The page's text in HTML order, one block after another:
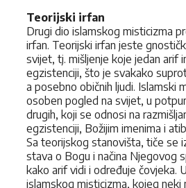
Teorijski irfan
Drugi dio islamskog misticizma
irfan. Teorijski irfan jeste
svijet, tj. mišljenje koje jedan arif
egzistenciji, što je svakako
a posebno običnih ljudi. Islamski
osoben pogled na svijet, u
drugih, koji se odnosi na
egzistenciji, Božijim imenima i
Sa teorijskog stanovišta, tiče se
stava o Bogu i načina Njegovog
kako arif vidi i određuje čovjeka.
islamskog misticizma, kojeg neki